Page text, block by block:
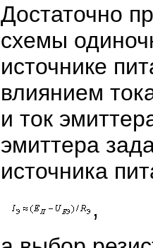
Достаточно
схемы
источнике
влиянием
и ток
эмиттера
источника
,